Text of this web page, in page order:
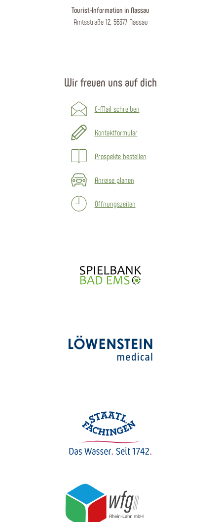
Tourist-Information in Nassau
Amtsstraße 12, 56377 Nassau
Wir freuen uns auf dich
E-Mail schreiben
Kontaktformular
Prospekte bestellen
Anreise planen
Öffnungszeiten